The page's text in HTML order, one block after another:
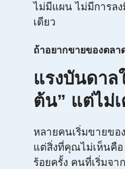
ไม่มีแผน ไม่มีการล
เดียว
ถ้าอยากขายของตล
แรงบันดาล
ต้น” แต่ไม่
หลายคนเริ่มขายขอ
แต่สิ่งที่คุณไม่เห็นคือ
ร้อยครั้ง คนที่เริ่มจ